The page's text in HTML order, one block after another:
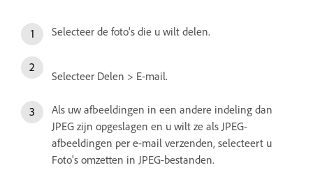
Selecteer de foto's die u wilt delen.
Selecteer Delen > E-mail.
Als uw afbeeldingen in een andere indeling dan
JPEG zijn opgeslagen en u wilt ze als JPEG-
afbeeldingen per e-mail verzenden, selecteert u
Foto's omzetten in JPEG-bestanden.